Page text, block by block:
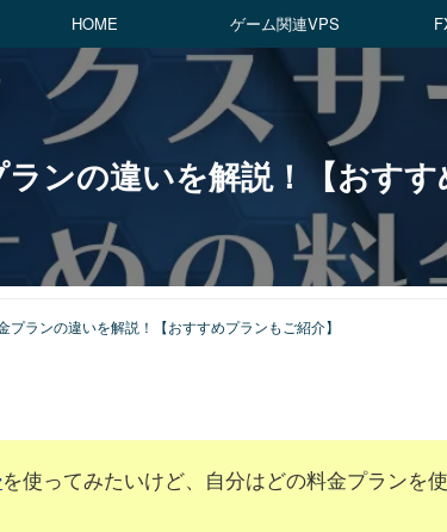
HOME ゲーム関連VPS
ンの違いを解説！【おすす
プランの違いを解説！【おすすめプランもご紹介】
を使ってみたいけど、自分はどの料金プランを